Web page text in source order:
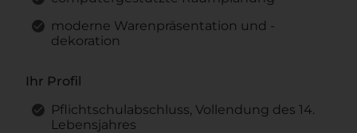
moderne Warenpräsentation und -
dekoration
Ihr Profil
Pflichtschulabschluss, Vollendung des 14.
Lebensjahres